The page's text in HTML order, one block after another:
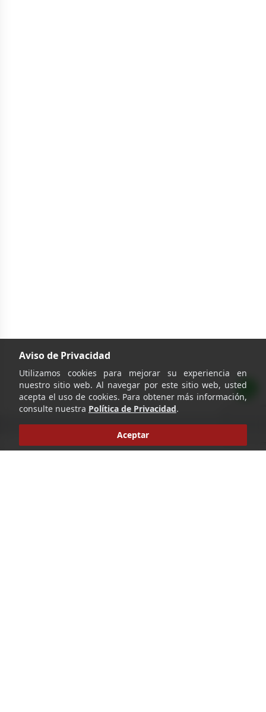
Aviso de Privacidad
Utilizamos cookies para mejorar su experiencia en
nuestro sitio web. Al navegar por este sitio web, usted
acepta el uso de cookies. Para obtener más información,
consulte nuestra Política de Privacidad.
Aceptar